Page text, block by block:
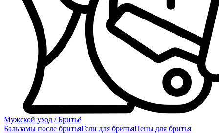
Мужской уход / Бритьё
Бальзамы после бритьяГели для бритьяПены для бритья